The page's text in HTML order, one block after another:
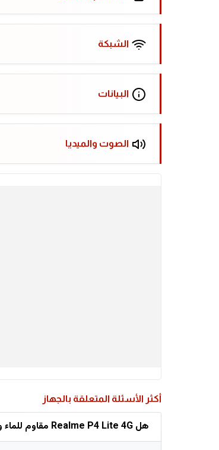
الشبكة
البيانات
الصوت والميديا
أكثر الأسئلة المتعلقة بالجهاز
هل Realme P4 Lite 4G مقاوم للماء والغبار؟